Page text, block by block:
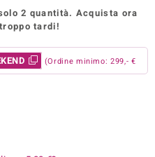
2 quantità. Acquista ora
tardi!
(Ordine minimo: 299,- €